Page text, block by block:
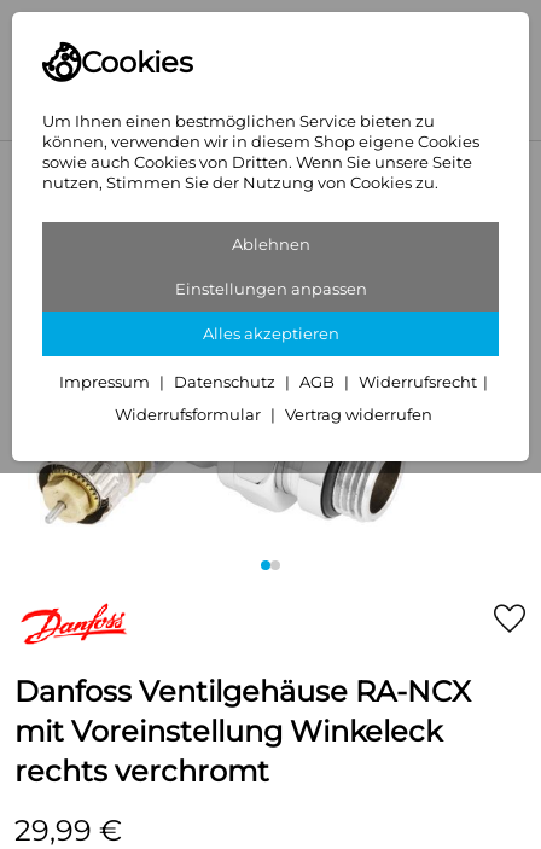
Cookies
Um Ihnen einen bestmöglichen Service bieten zu
können, verwenden wir in diesem Shop eigene Cookies
sowie auch Cookies von Dritten. Wenn Sie unsere Seite
nutzen, Stimmen Sie der Nutzung von Cookies zu.
Ablehnen
Einstellungen anpassen
Alles akzeptieren
Impressum Datenschutz AGB
Widerrufsrecht
Widerrufsformular
Vertrag widerrufen
Anschlusszubehör Heizkörper
Danfoss Ventilgehäuse RA-NCX
mit Voreinstellung Winkeleck
rechts verchromt
29,99 €